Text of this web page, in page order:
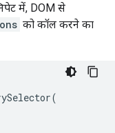
में, DOM से
को कॉल करने का
(